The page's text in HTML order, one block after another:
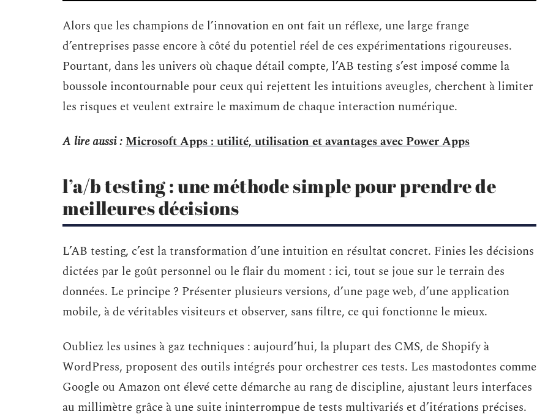
Alors que les champions de l’innovation en ont fait un réflexe, une large frange
d’entreprises passe encore à côté du potentiel réel de ces expérimentations rigoureuses.
Pourtant, dans les univers où chaque détail compte, l’AB testing s’est imposé comme la
boussole incontournable pour ceux qui rejettent les intuitions aveugles, cherchent à limiter
les risques et veulent extraire le maximum de chaque interaction numérique.
A lire aussi :Microsoft Apps : utilité, utilisation et avantages avec Power Apps
l’a/b testing : une méthode simple pour prendre de
meilleures décisions
L’AB testing, c’est la transformation d’une intuition en résultat concret. Finies les décisions
dictées par le goût personnel ou le flair du moment : ici, tout se joue sur le terrain des
données. Le principe ? Présenter plusieurs versions, d’une page web, d’une application
mobile, à de véritables visiteurs et observer, sans filtre, ce qui fonctionne le mieux.
Oubliez les usines à gaz techniques : aujourd’hui, la plupart des CMS, de Shopify à
WordPress, proposent des outils intégrés pour orchestrer ces tests. Les mastodontes comme
Google ou Amazon ont élevé cette démarche au rang de discipline, ajustant leurs interfaces
au millimètre grâce à une suite ininterrompue de tests multivariés et d’itérations précises.